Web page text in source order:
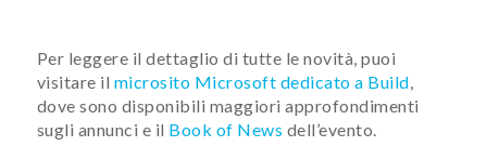
Per leggere il dettaglio di tutte le novità, puoi
visitare il microsito Microsoft dedicato a Build
dove sono disponibili maggiori approfondimenti
sugli annunci e il Book of News dell’evento.